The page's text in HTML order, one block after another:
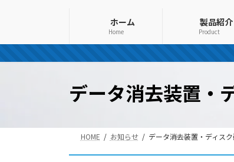
プ
動
ホーム
Home
製品紹介
Product
データ消去装置・
HOME お知らせ データ消去装置・ディス